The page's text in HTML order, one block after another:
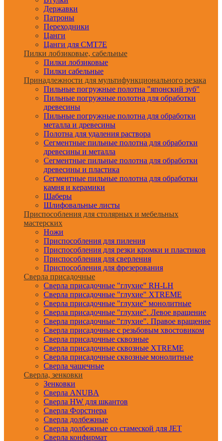
Державки
Патроны
Переходники
Цанги
Цанги для CMT7E
Пилки лобзиковые, сабельные
Пилки лобзиковые
Пилки сабельные
Принадлежности для мультифункционального резака
Пильные погружные полотна "японский зуб"
Пильные погружные полотна для обработки
древесины
Пильные погружные полотна для обработки
металла и древесины
Полотна для удаления раствора
Сегментные пильные полотна для обработки
древесины и металла
Сегментные пильные полотна для обработки
древесины и пластика
Сегментные пильные полотна для обработки
камня и керамики
Шаберы
Шлифовальные листы
Приспособления для столярных и мебельных
мастерских
Ножи
Приспособления для пиления
Приспособления для резки кромки и пластиков
Приспособления для сверления
Приспособления для фрезерования
Сверла присадочные
Сверла присадочные "глухие" RH-LH
Сверла присадочные "глухие" XTREME
Сверла присадочные "глухие" монолитные
Сверла присадочные "глухие". Левое вращение
Сверла присадочные "глухие". Правое вращение
Сверла присадочные с резьбовым хвостовиком
Сверла присадочные сквозные
Сверла присадочные сквозные XTREME
Сверла присадочные сквозные монолитные
Сверла чашечные
Сверла, зенковки
Зенковки
Сверла ANUBA
Сверла HW для шкантов
Сверла Форстнера
Сверла долбежные
Сверла долбежные со стамеской для JET
Сверла конфирмат